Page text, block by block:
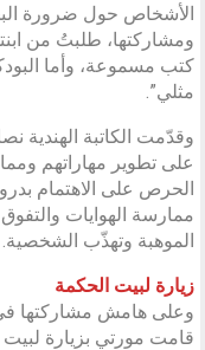
الأشخاص حول ضرورة
ومشاركتها، طلبتُ من
كتب مسموعة، وأما
مثلي”.
وقدّمت الكاتبة الهندية
على تطوير مهاراتهم
الحرص على الاهتمام
ممارسة الهوايات
الموهبة وتهذّب الشخصية.
زيارة لبيت الحكمة
وعلى هامش مشاركتها
قامت مورتي بزيارة لبيت